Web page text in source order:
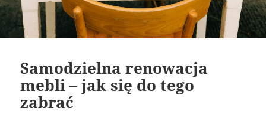
Samodzielna renowacja
mebli – jak się do tego
zabrać